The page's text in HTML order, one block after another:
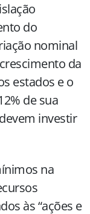
do
nominal
da
estados e o
de sua
investir
na
às “ações e